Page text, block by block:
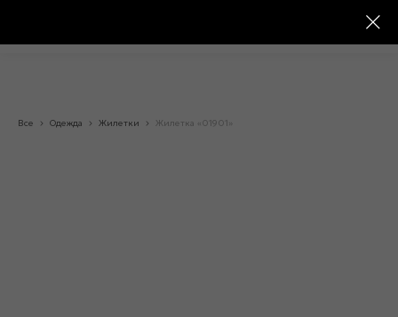
Все Одежда Жилетки Жилетка «01901»